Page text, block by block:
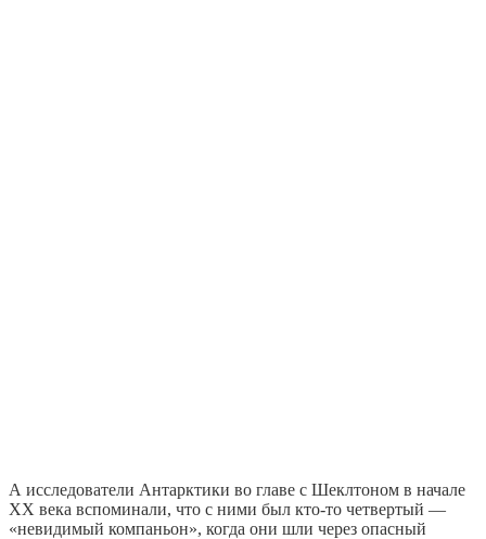
А исследователи Антарктики во главе с Шеклтоном в начале
XX века вспоминали, что с ними был кто-то четвертый —
«невидимый компаньон», когда они шли через опасный